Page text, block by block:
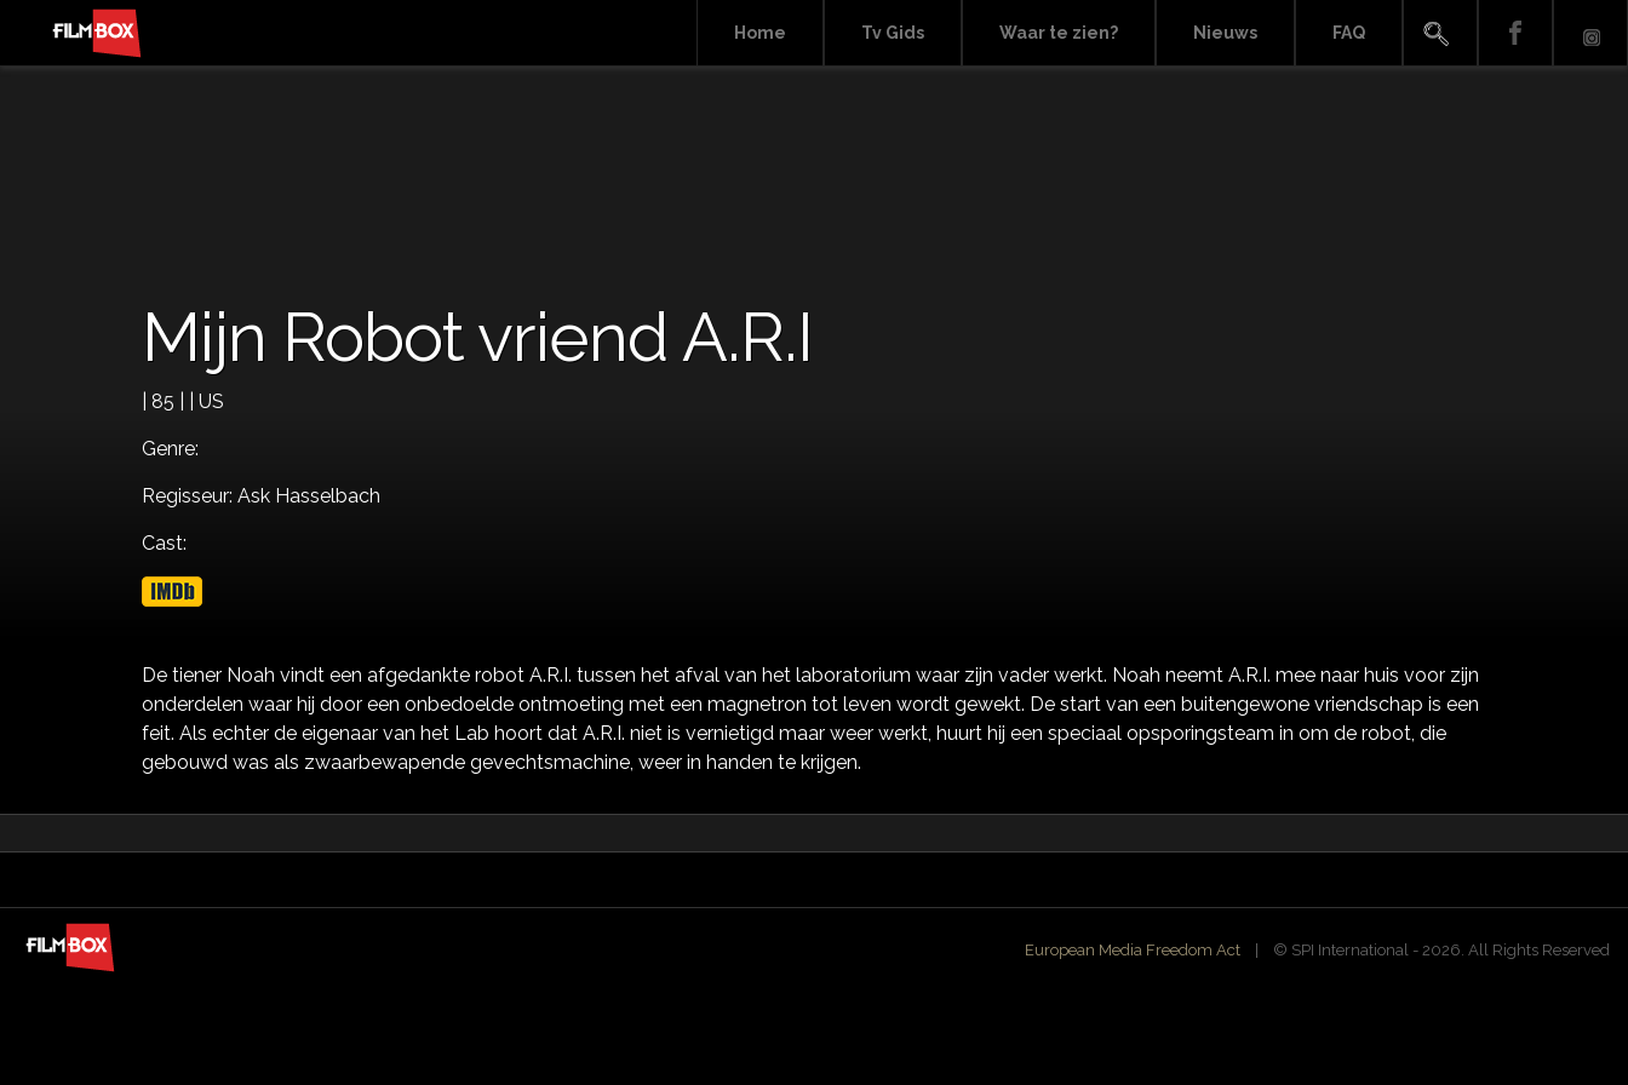
Home Tv Gids Waar te zien? Nieuws FAQ
Mijn Robot vriend A.R.I
| 85 | | US
Genre:
Regisseur: Ask Hasselbach
Cast:
De tiener Noah vindt een afgedankte robot A.R.I. tussen het afval van het laboratorium waar zijn vader werkt. Noah neemt A.R.I. mee naar huis voor zijn
onderdelen waar hij door een onbedoelde ontmoeting met een magnetron tot leven wordt gewekt. De start van een buitengewone vriendschap is een
feit. Als echter de eigenaar van het Lab hoort dat A.R.I. niet is vernietigd maar weer werkt, huurt hij een speciaal opsporingsteam in om de robot, die
gebouwd was als zwaarbewapende gevechtsmachine, weer in handen te krijgen.
European Media Freedom Act | ©️ SPI International - 2026. All Rights Reserved